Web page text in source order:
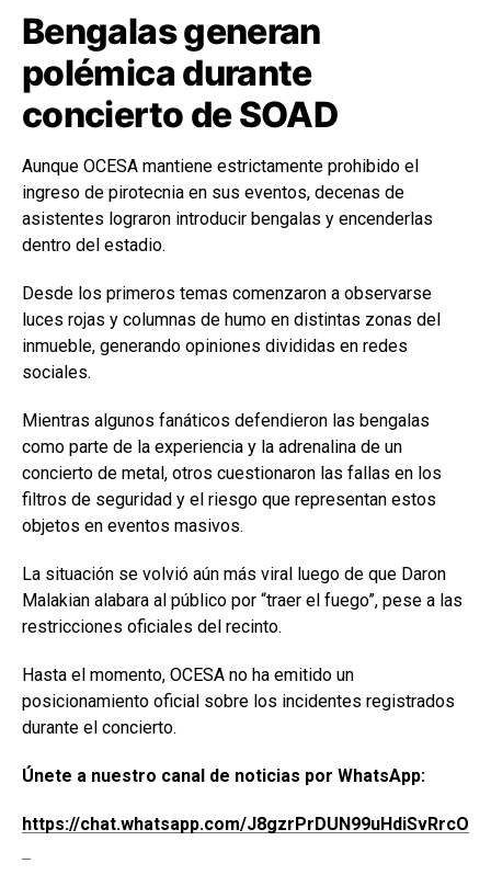
Bengalas generan
polémica durante
concierto de SOAD
Aunque OCESA mantiene estrictamente prohibido el
ingreso de pirotecnia en sus eventos, decenas de
asistentes lograron introducir bengalas y encenderlas
dentro del estadio.
Desde los primeros temas comenzaron a observarse
luces rojas y columnas de humo en distintas zonas del
inmueble, generando opiniones divididas en redes
sociales.
Mientras algunos fanáticos defendieron las bengalas
como parte de la experiencia y la adrenalina de un
concierto de metal, otros cuestionaron las fallas en los
filtros de seguridad y el riesgo que representan estos
objetos en eventos masivos.
La situación se volvió aún más viral luego de que Daron
Malakian alabara al público por “traer el fuego”, pese a las
restricciones oficiales del recinto.
Hasta el momento, OCESA no ha emitido un
posicionamiento oficial sobre los incidentes registrados
durante el concierto.
Únete a nuestro canal de noticias por WhatsApp:
https://chat.whatsapp.com/J8gzrPrDUN99uHdiSvRrcO